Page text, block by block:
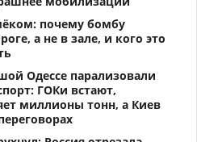
почему бомбу
а не в зале, и кого это
Одессе парализовали
ГОКи встают,
миллионы тонн, а Киев